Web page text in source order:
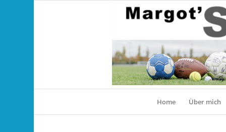
Home Über mich